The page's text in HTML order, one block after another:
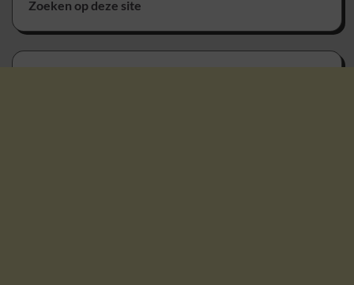
Zoeken op deze site